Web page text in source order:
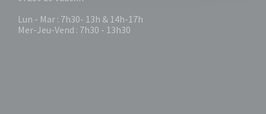
Lun - Mar : 7h30- 13h & 14h-17h
Mer-Jeu-Vend : 7h30 - 13h30